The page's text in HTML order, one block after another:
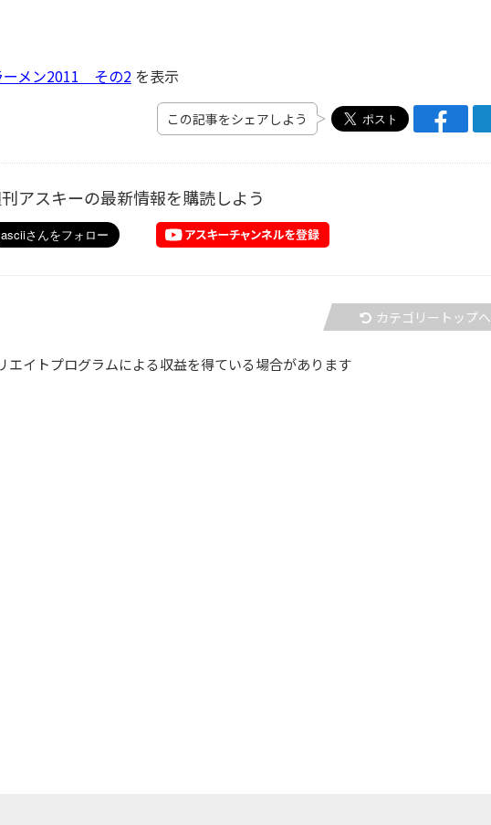
ーメン2011 その2を表示
この記事をシェアしよう
アスキーの最新情報を購読しよう
カテゴリートップへ
エイトプログラムによる収益を得ている場合があります